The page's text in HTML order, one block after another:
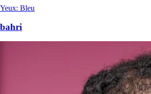
Yeux: Bleu
bahri